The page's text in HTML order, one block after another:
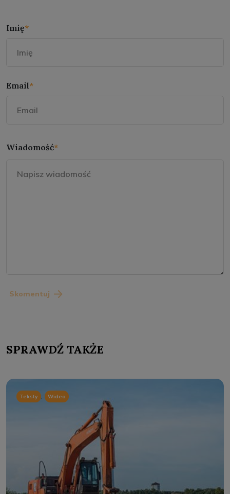
Imię*
Email*
Wiadomość*
Skomentuj
SPRAWDŹ TAKŻE
Teksty , Wideo